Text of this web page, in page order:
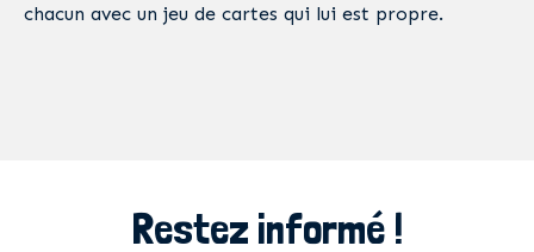
chacun avec un jeu de cartes qui lui est propre.
Restez informé !